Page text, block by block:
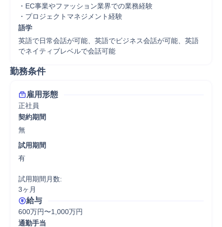
・EC事業やファッション業界での業務経験
・プロジェクトマネジメント経験
語学
英語で日常会話が可能、英語でビジネス会話が可能、英語
でネイティブレベルで会話可能
勤務条件
雇用形態
正社員
契約期間
無
試用期間
有
試用期間月数:
3ヶ月
給与
600万円〜1,000万円
通勤手当